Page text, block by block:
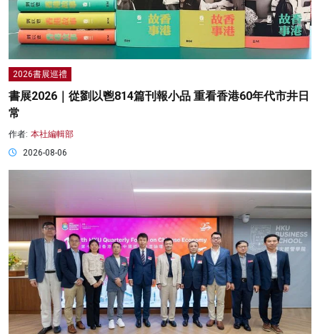
2026書展巡禮
書展2026｜從劉以鬯814篇刊報小品 重看香港60年代市井日
常
作者: 本社編輯部
2026-08-06